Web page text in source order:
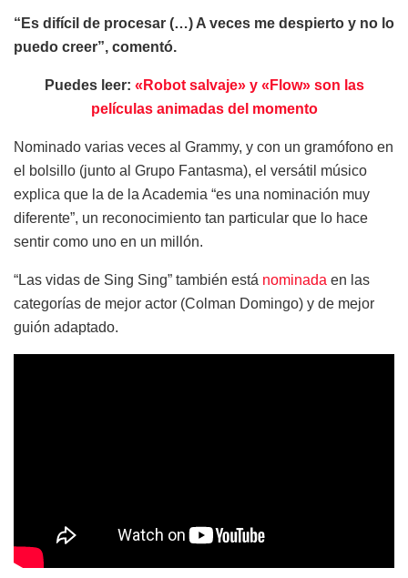
“Es difícil de procesar (…) A veces me despierto y no lo
puedo creer”, comentó.
Puedes leer: «Robot salvaje» y «Flow» son las
películas animadas del momento
Nominado varias veces al Grammy, y con un gramófono en
el bolsillo (junto al Grupo Fantasma), el versátil músico
explica que la de la Academia “es una nominación muy
diferente”, un reconocimiento tan particular que lo hace
sentir como uno en un millón.
“Las vidas de Sing Sing” también está nominada en las
categorías de mejor actor (Colman Domingo) y de mejor
guión adaptado.